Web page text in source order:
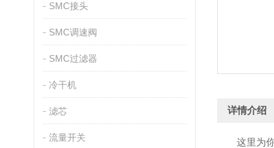
SMC接头
SMC调速阀
SMC过滤器
冷干机
滤芯
流量开关
详情介绍
这里为